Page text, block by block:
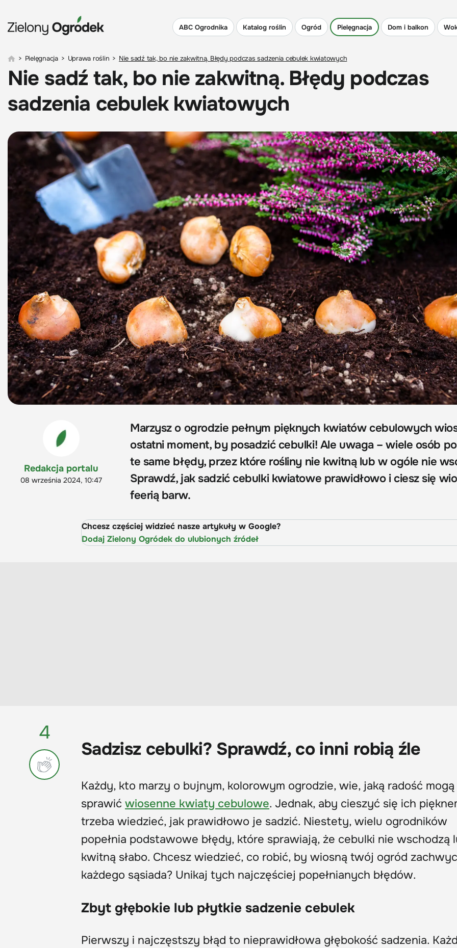
ABC Ogrodnika Katalog roślin Ogród Pielęgnacja Dom i balkon
> Pielęgnacja > Uprawa roślin > Nie sadź tak, bo nie zakwitną. Błędy podczas sadzenia cebulek kwiatowych
Nie sadź tak, bo nie zakwitną. Błędy podczas
sadzenia cebulek kwiatowych
Redakcja portalu
08 września 2024, 10:47
Marzysz o ogrodzie pełnym pięknych kwiatów cebulowych
ostatni moment, by posadzić cebulki! Ale uwaga – wiele osób
te same błędy, przez które rośliny nie kwitną lub w ogóle nie
Sprawdź, jak sadzić cebulki kwiatowe prawidłowo i ciesz się
feerią barw.
Chcesz częściej widzieć nasze artykuły w Google?
Dodaj Zielony Ogródek do ulubionych źródeł
4
Sadzisz cebulki? Sprawdź, co inni robią źle
Każdy, kto marzy o bujnym, kolorowym ogrodzie, wie, jaką radość mogą
sprawić wiosenne kwiaty cebulowe. Jednak, aby cieszyć się ich
trzeba wiedzieć, jak prawidłowo je sadzić. Niestety, wielu ogrodników
popełnia podstawowe błędy, które sprawiają, że cebulki nie wschodzą
kwitną słabo. Chcesz wiedzieć, co robić, by wiosną twój ogród
każdego sąsiada? Unikaj tych najczęściej popełnianych błędów.
Zbyt głębokie lub płytkie sadzenie cebulek
Pierwszy i najczęstszy błąd to nieprawidłowa głębokość sadzenia.